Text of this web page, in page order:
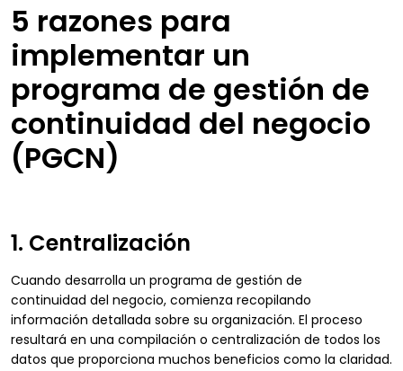
5 razones para
implementar un
programa de gestión de
continuidad del negocio
(PGCN)
1. Centralización
Cuando desarrolla un programa de gestión de
continuidad del negocio, comienza recopilando
información detallada sobre su organización. El proceso
resultará en una compilación o centralización de todos los
datos que proporciona muchos beneficios como la claridad.